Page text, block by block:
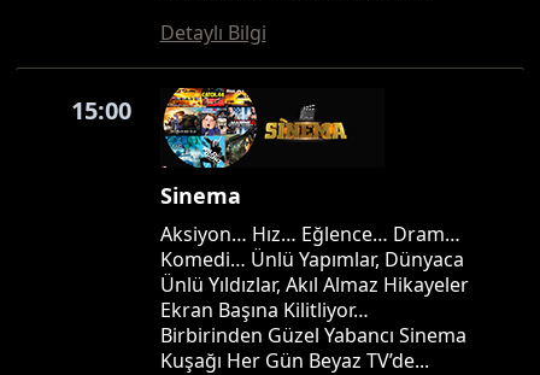
Detaylı Bilgi
15:00
Sinema
Aksiyon… Hız… Eğlence… Dram…
Komedi… Ünlü Yapımlar, Dünyaca
Ünlü Yıldızlar, Akıl Almaz Hikayeler
Ekran Başına Kilitliyor…
Birbirinden Güzel Yabancı Sinema
Kuşağı Her Gün Beyaz TV’de...